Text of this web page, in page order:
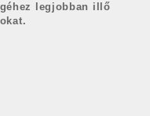
legjobban illő